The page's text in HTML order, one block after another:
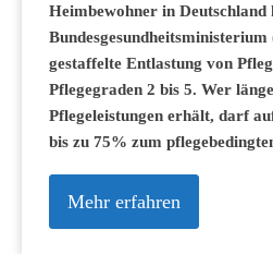
Heimbewohner in Deutschland
gestaffelte Entlastung von
Pflegegraden 2 bis 5. Wer
Pflegeleistungen erhält, darf
bis zu 75% zum
Mehr erfahren